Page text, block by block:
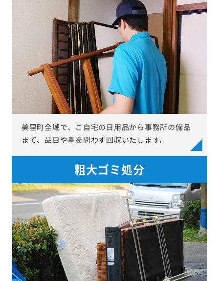
美里町全域で、ご自宅の日用品から事務所の備品
まで、品目や量を問わず回収いたします。
粗大ゴミ処分